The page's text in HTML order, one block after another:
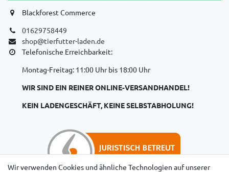
Blackforest Commerce
01629758449
shop@tierfutter-laden.de
Telefonische Erreichbarkeit:
Montag-Freitag: 11:00 Uhr bis 18:00 Uhr
WIR SIND EIN REINER ONLINE-VERSANDHANDEL!
KEIN LADENGESCHÄFT, KEINE SELBSTABHOLUNG!
Wir verwenden Cookies und ähnliche Technologien auf unserer